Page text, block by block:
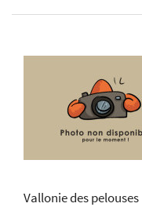
Vallonie des pelouses